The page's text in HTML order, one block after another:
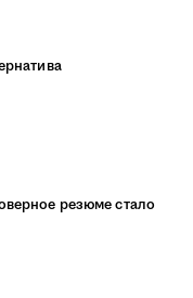
резюме стало